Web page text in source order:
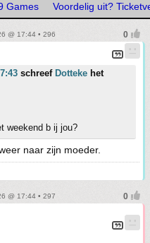
Games Voordelig uit?
@ 17:44 • 296
schreef Dotteke het
weekend b ij jou?
naar zijn moeder.
@ 17:44 • 297